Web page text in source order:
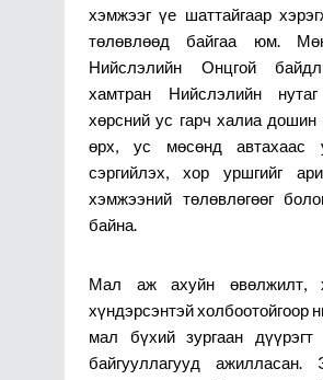
хэмжээг үе шаттайгаар
төлөвлөөд байгаа юм.
Нийслэлийн Онцгой
хамтран Нийслэлийн нутаг
хөрсний ус гарч халиа
өрх, ус мөсөнд автахаас
сэргийлэх, хор уршгийг
хэмжээний төлөвлөгөөг
байна.
Мал аж ахуйн өвөлжилт,
хүндэрсэнтэй холбоотойгоор
мал бүхий зургаан дүүрэгт
байгууллагууд ажилласан.